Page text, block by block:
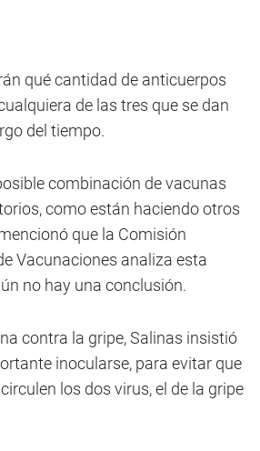
qué cantidad de anticuerpos
de las tres que se dan
del tiempo.
combinación de vacunas
como están haciendo otros
que la Comisión
Vacunaciones analiza esta
no hay una conclusión.
contra la gripe, Salinas insistió
inocularse, para evitar que
los dos virus, el de la gripe